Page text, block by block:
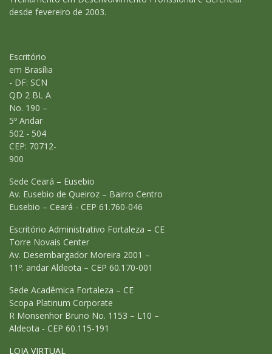
desde fevereiro de 2003.
Escritório
em Brasília
- DF: SCN
QD 2 BL A
No. 190 –
5º Andar
502 - 504
CEP: 70712-
900
Sede Ceará – Eusebio
Av. Eusebio de Queiroz – Bairro Centro
Eusebio – Ceará - CEP 61.760-046
Escritório Administrativo Fortaleza – CE
Torre Novais Center
Av. Desembargador Moreira 2001 –
11º. andar Aldeota – CEP 60.170-001
Sede Acadêmica Fortaleza – CE
Scopa Platinum Corporate
R Monsenhor Bruno No. 1153 – L10 –
Aldeota - CEP 60.115-191
LOJA VIRTUAL